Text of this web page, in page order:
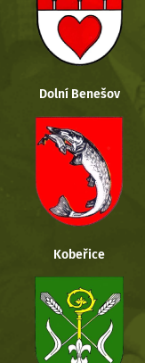
Dolní Benešov
Kobeřice